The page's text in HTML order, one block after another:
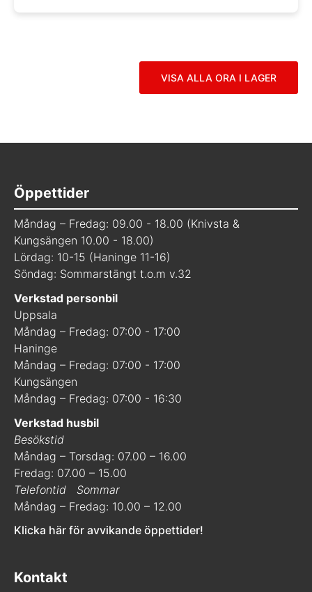
VISA ALLA ORA I LAGER
Öppettider
Måndag – Fredag: 09.00 - 18.00 (Knivsta &
Kungsängen 10.00 - 18.00)
Lördag: 10-15 (Haninge 11-16)
Söndag: Sommarstängt t.o.m v.32
Verkstad personbil
Uppsala
Måndag – Fredag: 07:00 - 17:00
Haninge
Måndag – Fredag: 07:00 - 17:00
Kungsängen
Måndag – Fredag: 07:00 - 16:30
Verkstad husbil
Besökstid
Måndag – Torsdag: 07.00 – 16.00
Fredag: 07.00 – 15.00
Telefontid
Sommar
Måndag – Fredag: 10.00 – 12.00
Klicka här för avvikande öppettider!
Kontakt